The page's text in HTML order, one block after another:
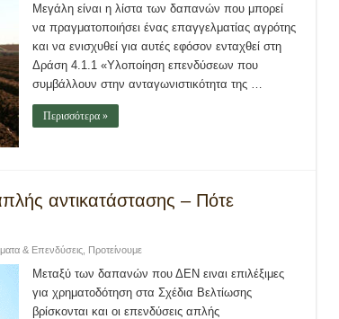
Μεγάλη είναι η λίστα των δαπανών που μπορεί
να πραγματοποιήσει ένας επαγγελματίας αγρότης
και να ενισχυθεί για αυτές εφόσον ενταχθεί στη
Δράση 4.1.1 «Υλοποίηση επενδύσεων που
συμβάλλουν στην ανταγωνιστικότητα της …
Περισσότερα »
αντικατάστασης – Πότε
& Επενδύσεις Προτείνουμε
Μεταξύ των δαπανών που ΔΕΝ ειναι επιλέξιμες
για χρηματοδότηση στα Σχέδια Βελτίωσης
βρίσκονται και οι επενδύσεις απλής